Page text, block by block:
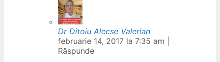
Dr Ditoiu Alecse Valerian
februarie 14, 2017 la 7:35 am
Răspunde